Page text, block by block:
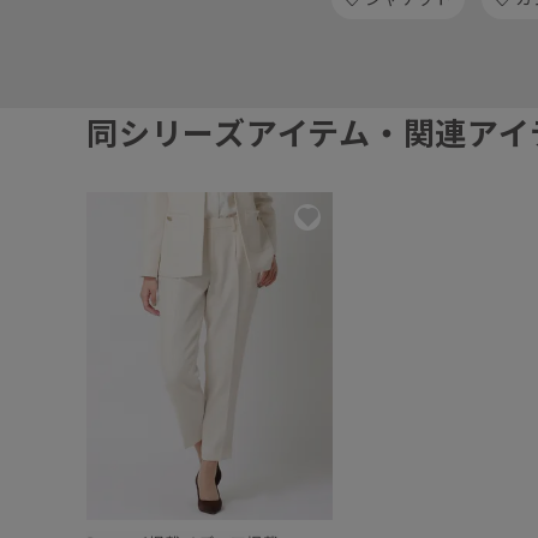
同シリーズアイテム・関連ア